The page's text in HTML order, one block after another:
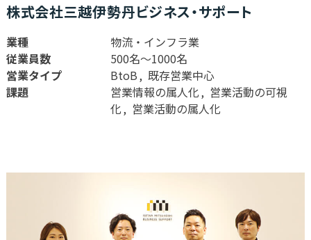
株式会社三越伊勢丹ビジネス・サポート
業種
物流・インフラ業
従業員数
500名〜1000名
営業タイプ
BtoB
既存営業中心
課題
営業情報の属人化
営業活動の可視
化
営業活動の属人化